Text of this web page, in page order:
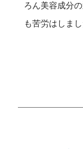
ろん美容成分
も苦労はしまし